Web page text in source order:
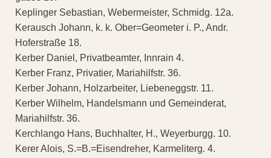
Keplinger Sebastian, Webermeister, Schmidg. 12a.
Kerausch Johann, k. k. Ober=Geometer i. P., Andr.
Hoferstraße 18.
Kerber Daniel, Privatbeamter, Innrain 4.
Kerber Franz, Privatier, Mariahilfstr. 36.
Kerber Johann, Holzarbeiter, Liebeneggstr. 11.
Kerber Wilhelm, Handelsmann und Gemeinderat,
Mariahilfstr. 36.
Kerchlango Hans, Buchhalter, H., Weyerburgg. 10.
Kerer Alois, S.=B.=Eisendreher, Karmeliterg. 4.